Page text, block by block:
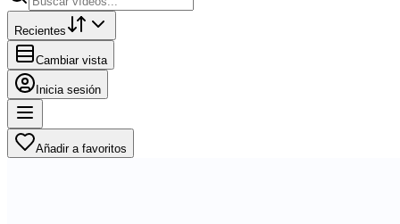
Recientes
Cambiar vista
Inicia sesión
Añadir a favoritos